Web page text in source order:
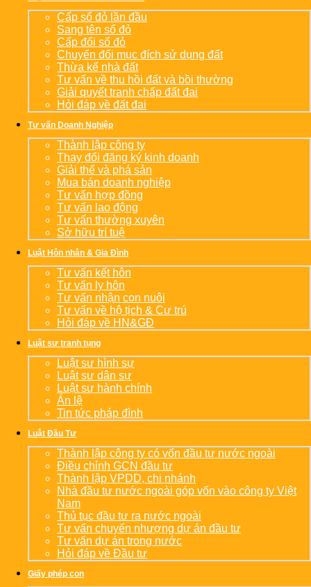
Cấp sổ đỏ lần đầu
Sang tên sổ đỏ
Cấp đổi sổ đỏ
Chuyển đổi mục đích sử dụng đất
Thừa kế nhà đất
Tư vấn về thu hồi đất và bồi thường
Giải quyết tranh chấp đất đai
Hỏi đáp về đất đai
Tư vấn Doanh Nghiệp
Thành lập công ty
Thay đổi đăng ký kinh doanh
Giải thể và phá sản
Mua bán doanh nghiệp
Tư vấn hợp đồng
Tư vấn lao động
Tư vấn thường xuyên
Sở hữu trí tuệ
Luật Hôn nhân & Gia Đình
Tư vấn kết hôn
Tư vấn ly hôn
Tư vấn nhận con nuôi
Tư vấn về hộ tịch & Cư trú
Hỏi đáp về HN&GĐ
Luật sư tranh tụng
Luật sư hình sự
Luật sư dân sự
Luật sư hành chính
Án lệ
Tin tức pháp đình
Luật Đầu Tư
Thành lập công ty có vốn đầu tư nước ngoài
Điều chỉnh GCN đầu tư
Thành lập VPDD, chi nhánh
Nhà đầu tư nước ngoài góp vốn vào công ty Việt
Nam
Thủ tục đầu tư ra nước ngoài
Tư vấn chuyển nhượng dự án đầu tư
Tư vấn dự án trong nước
Hỏi đáp về Đầu tư
Giấy phép con